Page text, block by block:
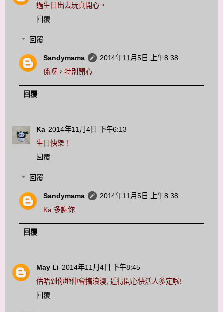
過生日出去玩真開心。
回覆
回覆
Sandymama
2014年11月5日 上午8:38
係呀，特別開心
回覆
Ka 2014年11月4日 下午6:13
生日快樂！
回覆
回覆
Sandymama
2014年11月5日 上午8:38
Ka 多謝你
回覆
May Li 2014年11月4日 下午8:45
估唔到你地仲會搞浪漫, 近得開心快活人多定啦!
回覆